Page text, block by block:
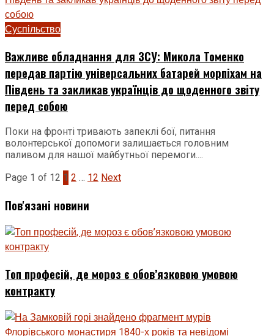
Суспільство
Важливе обладнання для ЗСУ: Микола Томенко
передав партію універсальних батарей морпіхам на
Південь та закликав українців до щоденного звіту
перед собою
Поки на фронті тривають запеклі бої, питання
волонтерської допомоги залишається головним
паливом для нашої майбутньої перемоги....
Page 1 of 12 1 2… 12Next
Пов'язані новини
Топ професій, де мороз є обов’язковою умовою
контракту